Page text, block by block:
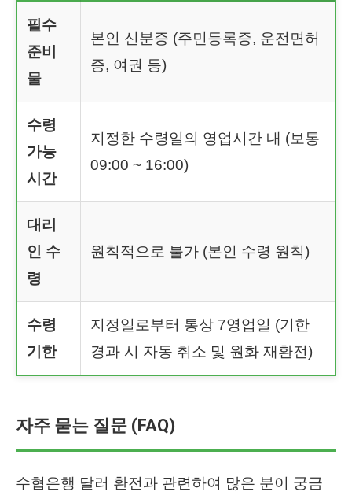
필수
준비
물
본인 신분증 (주민등록증, 운전면허
증, 여권 등)
수령
가능
시간
지정한 수령일의 영업시간 내 (보통
09:00 ~ 16:00)
대리
인 수
령
원칙적으로 불가 (본인 수령 원칙)
수령
기한
지정일로부터 통상 7영업일 (기한
경과 시 자동 취소 및 원화 재환전)
자주 묻는 질문 (FAQ)
수협은행 달러 환전과 관련하여 많은 분이 궁금